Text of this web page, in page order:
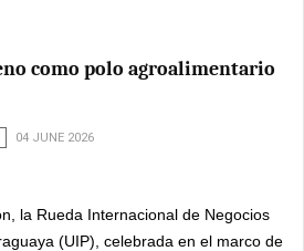
como polo agroalimentario
04 JUNE 2026
la Rueda Internacional de Negocios
(UIP), celebrada en el marco de